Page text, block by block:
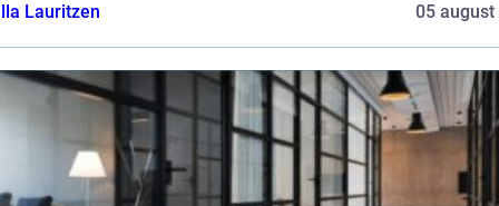
Lauritzen
05 august